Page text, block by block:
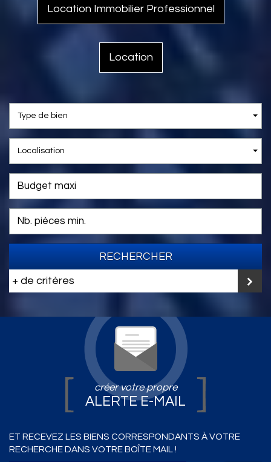
Location Immobilier Professionnel
Location
Type de bien
Localisation
RECHERCHER
+ de critères
créer votre propre
ALERTE E-MAIL
ET RECEVEZ LES BIENS CORRESPONDANTS À VOTRE
RECHERCHE DANS VOTRE BOÎTE MAIL !